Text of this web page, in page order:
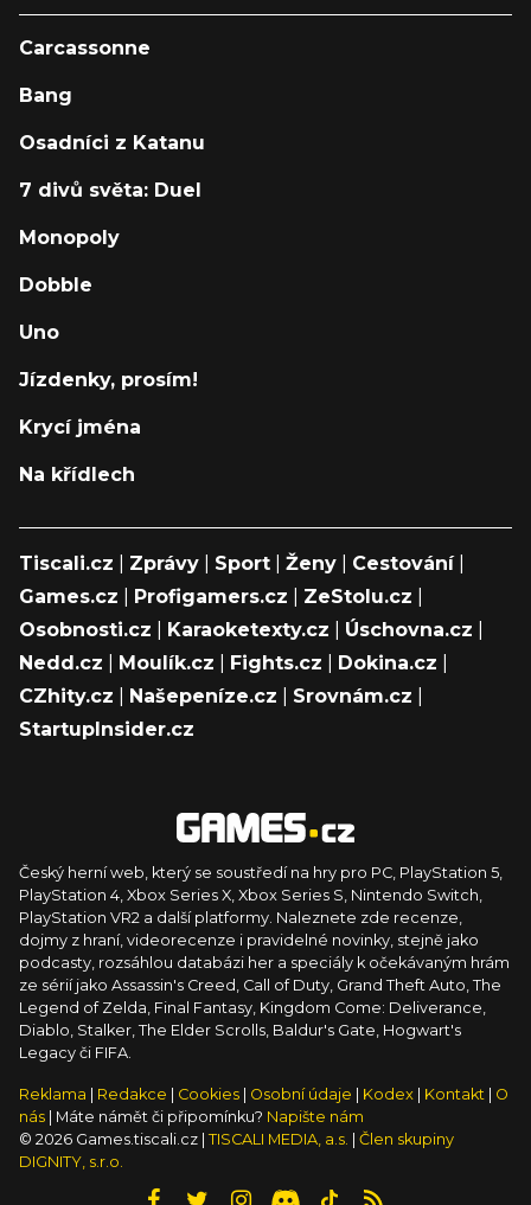
Carcassonne
Bang
Osadníci z Katanu
7 divů světa: Duel
Monopoly
Dobble
Uno
Jízdenky, prosím!
Krycí jména
Na křídlech
Tiscali.cz Zprávy Sport Ženy Cestování|
Games.cz
Profigamers.cz ZeStolu.cz
Osobnosti.cz
Karaoketexty.cz Úschovna.cz
Nedd.cz
Moulík.cz Fights.cz Dokina.cz
CZhity.cz
Našepeníze.cz Srovnám.cz
StartupInsider.cz
Český herní web, který se soustředí na hry pro PC, PlayStation 5,
PlayStation 4, Xbox Series X, Xbox Series S, Nintendo Switch,
PlayStation VR2 a další platformy. Naleznete zde recenze,
dojmy z hraní, videorecenze i pravidelné novinky, stejně jako
podcasty, rozsáhlou databázi her a speciály k očekávaným hrám
ze sérií jako Assassin's Creed, Call of Duty, Grand Theft Auto, The
Legend of Zelda, Final Fantasy, Kingdom Come: Deliverance,
Diablo, Stalker, The Elder Scrolls, Baldur's Gate, Hogwart's
Legacy či FIFA.
Reklama Redakce Cookies Osobní údaje Kodex Kontakt
O
nás
| Máte námět či připomínku? Napište nám
© 2026 Games.tiscali.cz | TISCALI MEDIA, a.s.
Člen skupiny
DIGNITY, s.r.o.